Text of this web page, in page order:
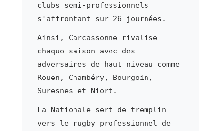
clubs semi-professionnels
s'affrontant sur 26 journées.
Ainsi, Carcassonne rivalise
chaque saison avec des
adversaires de haut niveau comme
Rouen, Chambéry, Bourgoin,
Suresnes et Niort.
La Nationale sert de tremplin
vers le rugby professionnel de